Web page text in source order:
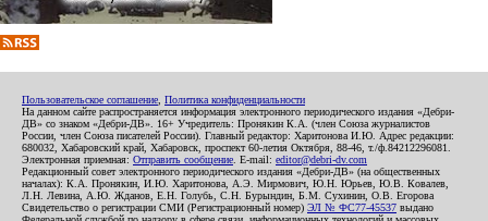
Пользовательское соглашение Политика конфиденциальности
На данном сайте распространяется информация электронного периодического издания «Дебри-
ДВ» со знаком «Дебри-ДВ». 16+ Учредитель: Пронякин К.А. (член Союза журналистов
России, член Союза писателей России). Главный редактор: Харитонова И.Ю. Адрес редакции:
680032, Хабаровский край, Хабаровск, проспект 60-летия Октября, 88-46, т./ф.84212296081.
Электронная приемная: Отправить сообщение . E-mail: editor@debri-dv.com
Редакционный совет электронного периодического издания «Дебри-ДВ» (на общественных
началах): К.А. Пронякин, И.Ю. Харитонова, А.Э. Мирмович, Ю.Н. Юрьев, Ю.В. Ковалев,
Л.Н. Левина, А.Ю. Жданов, Е.Н. Голубь, С.Н. Бурындин, Б.М. Сухинин, О.В. Егорова
Свидетельство о регистрации СМИ (Регистрационный номер) ЭЛ № ФС77-45537 выдано